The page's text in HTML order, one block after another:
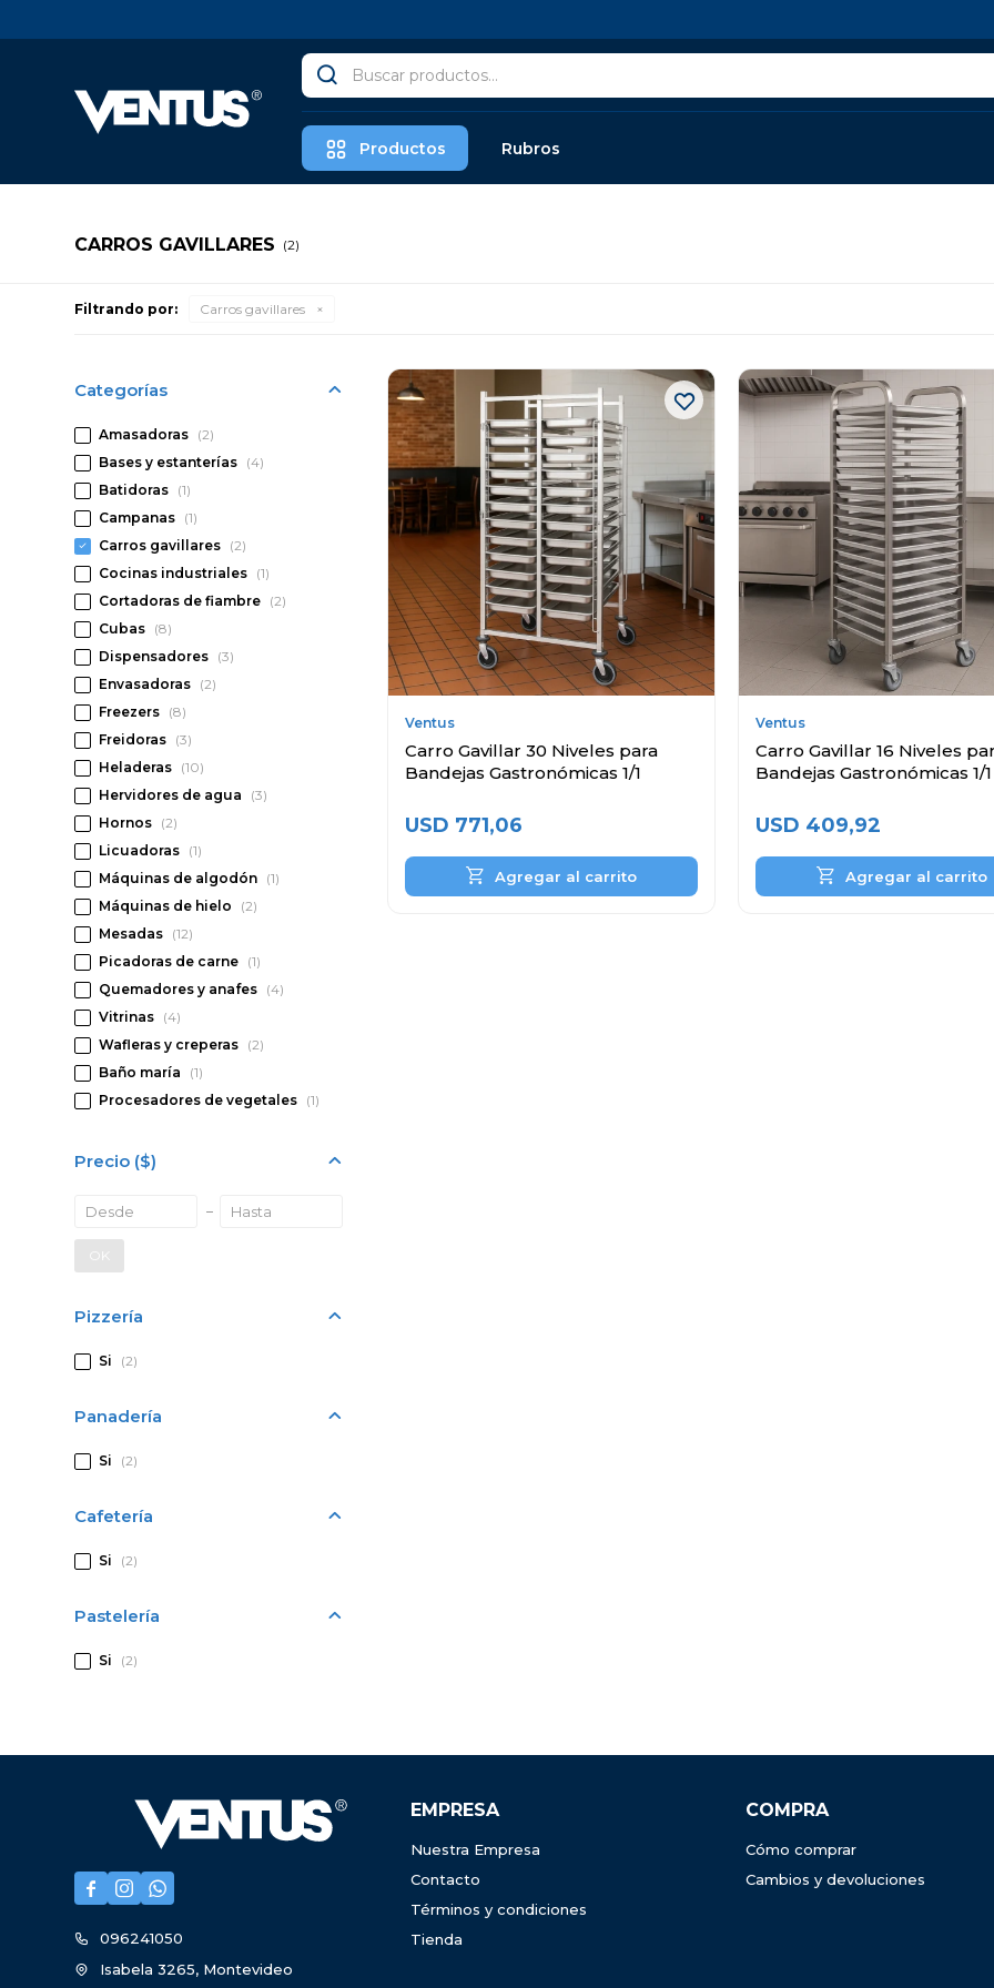
Productos Rubros
CARROS GAVILLARES (2)
Filtrando por: Carros gavillares
Ventus
Carro Gavillar 30 Niveles para
Bandejas Gastronómicas 1/1
USD 771,06
Ventus
Carro Gavillar 16 Niveles
Bandejas Gastronómicas 1/1
USD 409,92
Categorías
Amasadoras (2)
Bases y estanterías (4)
Batidoras (1)
Campanas (1)
Carros gavillares (2)
Cocinas industriales (1)
Cortadoras de fiambre (2)
Cubas (8)
Dispensadores (3)
Envasadoras (2)
Freezers (8)
Freidoras (3)
Heladeras (10)
Hervidores de agua
(3)
Hornos (2)
Licuadoras (1)
Máquinas de algodón (1)
Máquinas de hielo
(2)
Mesadas (12)
Picadoras de carne (1)
Quemadores y anafes (4)
Vitrinas (4)
Wafleras y creperas (2)
Baño maría
(1)
Procesadores de vegetales (1)
Precio ($)
OK
Pizzería
Si (2)
Panadería
Si (2)
Cafetería
Si (2)
Pastelería
Si (2)
  
096241050
Isabela 3265, Montevideo
EMPRESA
Nuestra Empresa
Contacto
Términos y condiciones
Tienda
COMPRA
Cómo comprar
Cambios y devoluciones